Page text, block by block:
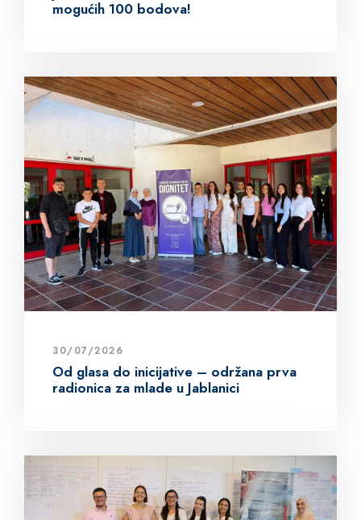
mogućih 100 bodova!
30/07/2026
Od glasa do inicijative – održana prva
radionica za mlade u Jablanici